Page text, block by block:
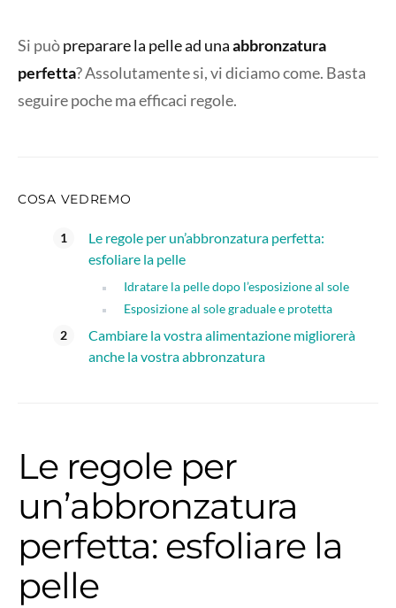
Si puòpreparare la pelle ad unaabbronzatura
perfetta? Assolutamente si, vi diciamo come. Basta
seguire poche ma efficaci regole.
COSA VEDREMO
Le regole per un’abbronzatura perfetta:
esfoliare la pelle
Idratare la pelle dopo l’esposizione al sole
Esposizione al sole graduale e protetta
Cambiare la vostra alimentazione migliorerà
anche la vostra abbronzatura
Le regole per
un’abbronzatura
perfetta: esfoliare la
pelle